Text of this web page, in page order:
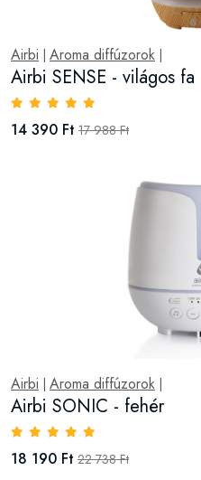
Airbi Aroma diffúzorok
Airbi SENSE - világos fa
14 390 Ft 17 988 Ft
Airbi Aroma diffúzorok
Airbi SONIC - fehér
18 190 Ft 22 738 Ft